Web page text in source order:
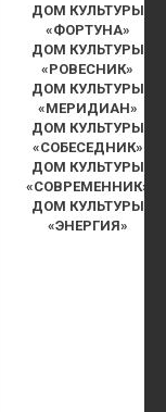
ДОМ КУЛЬТУРЫ
«ФОРТУНА»
ДОМ КУЛЬТУРЫ
«РОВЕСНИК»
ДОМ КУЛЬТУРЫ
«МЕРИДИАН»
ДОМ КУЛЬТУРЫ
«СОБЕСЕДНИК»
ДОМ КУЛЬТУРЫ
«СОВРЕМЕННИК»
ДОМ КУЛЬТУРЫ
«ЭНЕРГИЯ»